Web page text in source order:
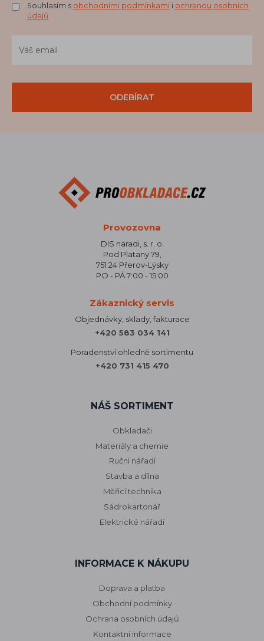
Souhlasím s obchodními podmínkami i ochranou osobních
údajů
ODEBÍRAT
Provozovna
DIS naradi, s. r. o.
Pod Platany 79,
751 24 Přerov-Lýsky
PO - PÁ 7:00 - 15:00
Zákaznický servis
Objednávky, sklady, fakturace
+420 583 034 141
Poradenství ohledně sortimentu
+420 731 415 470
NÁŠ SORTIMENT
Obkladači
Materiály a chemie
Ruční nářadí
Stavba a dílna
Měřicí technika
Sádrokartonář
Elektrické nářadí
INFORMACE K NÁKUPU
Doprava a platba
Obchodní podmínky
Ochrana osobních údajů
Kontaktní informace